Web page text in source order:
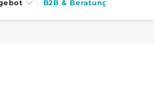
B2B & Beratung